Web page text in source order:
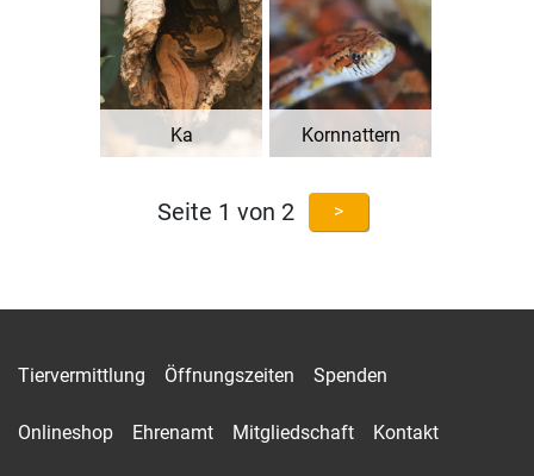
Ka Kornnattern
Seite 1 von 2 >
Tiervermittlung Öffnungszeiten Spenden
Onlineshop Ehrenamt Mitgliedschaft Kontakt